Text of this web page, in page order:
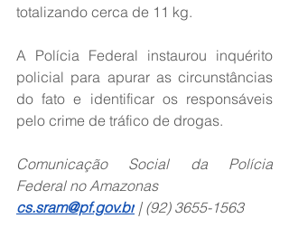
totalizando cerca de 11 kg.
A Polícia Federal instaurou inquérito
policial para apurar as circunstâncias
do fato e identificar os responsáveis
pelo crime de tráfico de drogas.
Comunicação Social da Polícia
Federal no Amazonas
cs.sram@pf.gov.br | (92) 3655-1563